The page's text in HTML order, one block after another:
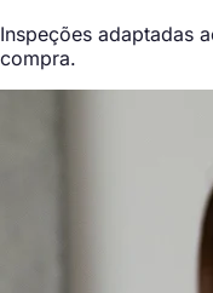
Inspeções adaptadas
compra.